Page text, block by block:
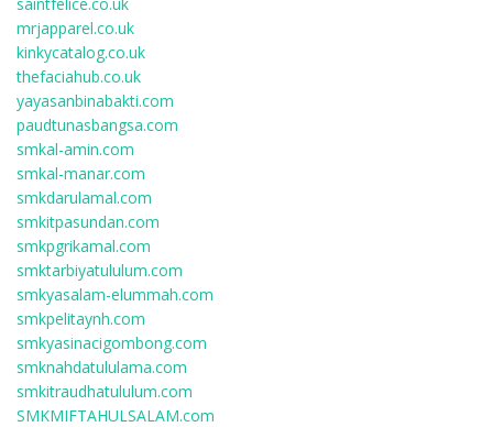
mrjapparel.co.uk
kinkycatalog.co.uk
thefaciahub.co.uk
yayasanbinabakti.com
paudtunasbangsa.com
smkal-amin.com
smkal-manar.com
smkdarulamal.com
smkitpasundan.com
smkpgrikamal.com
smktarbiyatululum.com
smkyasalam-elummah.com
smkpelitaynh.com
smkyasinacigombong.com
smknahdatululama.com
smkitraudhatululum.com
SMKMIFTAHULSALAM.com